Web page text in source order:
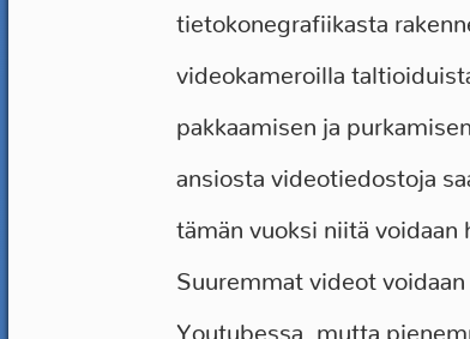
tietokonegrafiikasta
videokameroilla
pakkaamisen ja
ansiosta videotiedostoja
tämän vuoksi niitä voidaan
Suuremmat videot
Youtubessa, mutta